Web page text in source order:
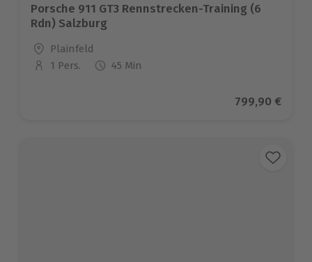
Porsche 911 GT3 Rennstrecken-Training (6
Rdn) Salzburg
Standort
Plainfeld
Anzahl der Teilnehmer
1 Pers. 45 Min
Aktueller
799,90 €